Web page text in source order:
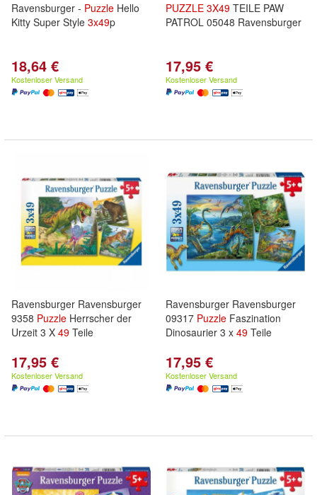
Ravensburger - Puzzle Hello
Kitty Super Style 3x49p
18,64 €
Kostenloser Versand
PUZZLE 3X49 TEILE PAW
PATROL 05048 Ravensburger
17,95 €
Kostenloser Versand
Ravensburger Ravensburger
9358 Puzzle Herrscher der
Urzeit 3 X 49 Teile
17,95 €
Kostenloser Versand
Ravensburger Ravensburger
09317 Puzzle Faszination
Dinosaurier 3 x 49 Teile
17,95 €
Kostenloser Versand